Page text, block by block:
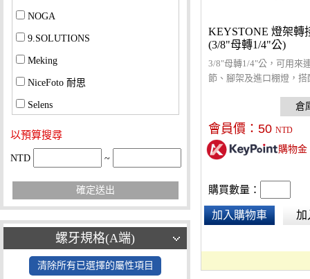
NOGA
9.SOLUTIONS
Meking
NiceFoto 耐思
Selens
以預算搜尋
NTD ~
確定送出
螺牙規格(A端)
清除所有已選擇的屬性項目
KEYSTONE 燈架轉
(3/8"母轉1/4"公)
3/8"母轉1/4"公，可用來
節、腳架及進口棚燈，搭
會員價： 50 NTD
購物金
購買數量：
加入購物車 加